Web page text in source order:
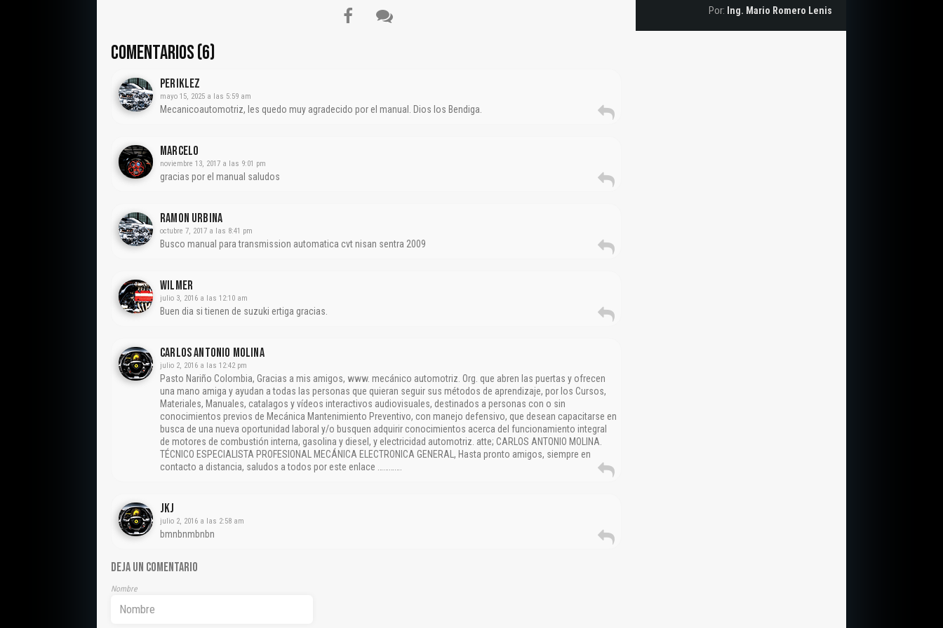
Aceite, Datos de Servicio y Especificaciones (SDS), Modelo de Transmisión Automática, Conjunto de Transmisión Automática,
COMENTARIOS (6)
Periklez
mayo 15, 2025 a las 5:59 am
Mecanicoautomotriz, les quedo muy agradecido por el manual. Dios los Bendiga.
MARCELO
noviembre 13, 2017 a las 9:01 pm
gracias por el manual saludos
RAMON URBINA
octubre 7, 2017 a las 8:41 pm
Busco manual para transmission automatica cvt nisan sentra 2009
Wilmer
julio 3, 2016 a las 12:10 am
Buen dia si tienen de suzuki ertiga gracias.
CARLOS ANTONIO MOLINA
julio 2, 2016 a las 12:42 pm
Pasto Nariño Colombia, Gracias a mis amigos, www. mecánico automotriz. Org. que abren las puertas y ofrecen
una mano amiga y ayudan a todas las personas que quieran seguir sus métodos de aprendizaje, por los Cursos,
Materiales, Manuales, catalagos y vídeos interactivos audiovisuales, destinados a personas con o sin
conocimientos previos de Mecánica Mantenimiento Preventivo, con manejo defensivo, que desean capacitarse en
busca de una nueva oportunidad laboral y/o busquen adquirir conocimientos acerca del funcionamiento integral
de motores de combustión interna, gasolina y diesel, y electricidad automotriz. atte; CARLOS ANTONIO MOLINA.
TÉCNICO ESPECIALISTA PROFESIONAL MECÁNICA ELECTRONICA GENERAL, Hasta pronto amigos, siempre en
contacto a distancia, saludos a todos por este enlace ………….
Jkj
julio 2, 2016 a las 2:58 am
bmnbnmbnbn
DEJA UN COMENTARIO
Nombre
Por: Ing. Mario Romero Lenis
El Título es incorrecto según el contenido.